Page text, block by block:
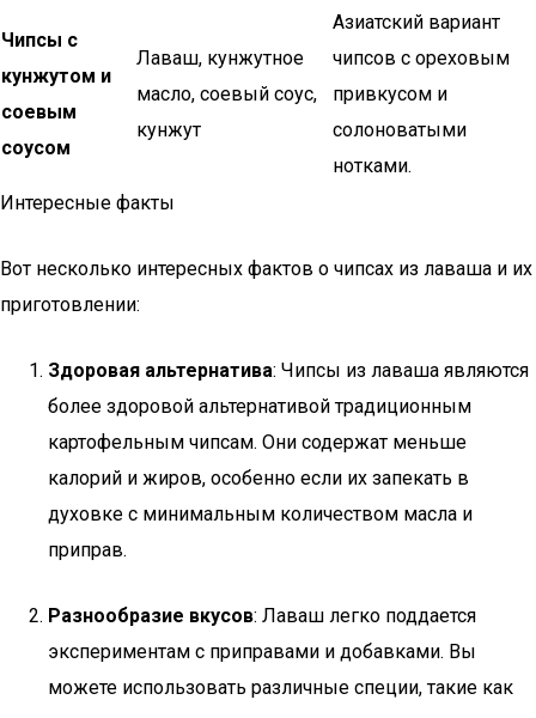
Чипсы с
кунжутом и
соевым
соусом
Лаваш, кунжутное
масло, соевый соус,
кунжут
Азиатский вариант
чипсов с ореховым
привкусом и
солоноватыми
нотками.
Интересные факты
Вот несколько интересных фактов о чипсах из лаваша и их
приготовлении:
Здоровая альтернатива: Чипсы из лаваша являются
более здоровой альтернативой традиционным
картофельным чипсам. Они содержат меньше
калорий и жиров, особенно если их запекать в
духовке с минимальным количеством масла и
приправ.
Разнообразие вкусов: Лаваш легко поддается
экспериментам с приправами и добавками. Вы
можете использовать различные специи, такие как